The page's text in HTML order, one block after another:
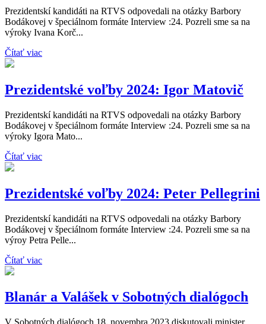
Prezidentskí kandidáti na RTVS odpovedali na otázky Barbory
Bodákovej v špeciálnom formáte Interview :24. Pozreli sme sa na
výroky Ivana Korč...
Čítať viac
Prezidentské voľby 2024: Igor Matovič
Prezidentskí kandidáti na RTVS odpovedali na otázky Barbory
Bodákovej v špeciálnom formáte Interview :24. Pozreli sme sa na
výroky Igora Mato...
Čítať viac
Prezidentské voľby 2024: Peter Pellegrini
Prezidentskí kandidáti na RTVS odpovedali na otázky Barbory
Bodákovej v špeciálnom formáte Interview :24. Pozreli sme sa na
výroy Petra Pelle...
Čítať viac
Blanár a Valášek v Sobotných dialógoch